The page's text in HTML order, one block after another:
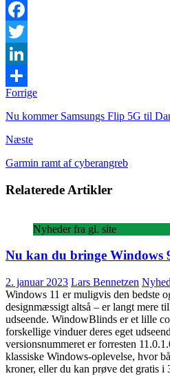
Facebook
Twitter
LinkedIn
Share
Forrige
Nu kommer Samsungs Flip 5G til
Næste
Garmin ramt af cyberangreb
Relaterede Artikler
Nyheder fra gl. site
Nu kan du bringe Windows
2. januar 2023 Lars Bennetzen
Windows 11 er muligvis den bedste
designmæssigt altså – er langt mere
udseende. WindowBlinds er et lille
forskellige vinduer deres eget
versionsnummeret er forresten
klassiske Windows-oplevelse, hvor
kroner, eller du kan prøve det gratis